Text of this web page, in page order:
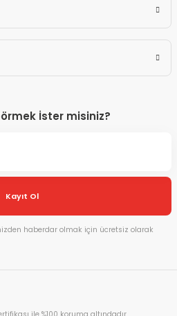
İster misiniz?
Kayıt Ol
haberdar olmak için ücretsiz olarak